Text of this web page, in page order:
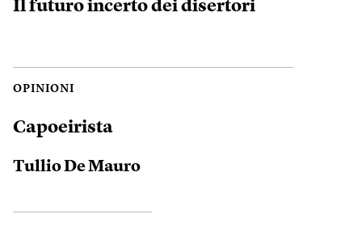
Il futuro incerto dei disertori
OPINIONI
Capoeirista
Tullio De Mauro